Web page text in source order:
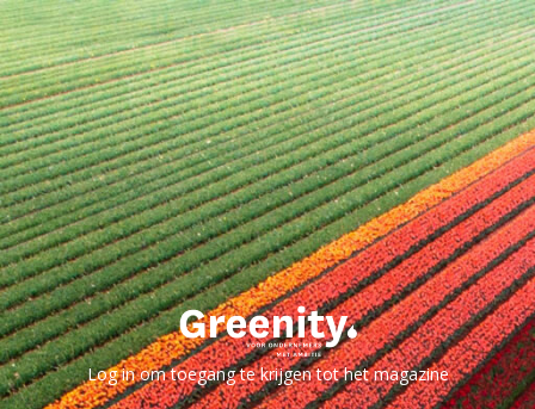
Log in om toegang te krijgen tot het magazine